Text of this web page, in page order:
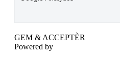
GEM & ACCEPTÈR
Powered by